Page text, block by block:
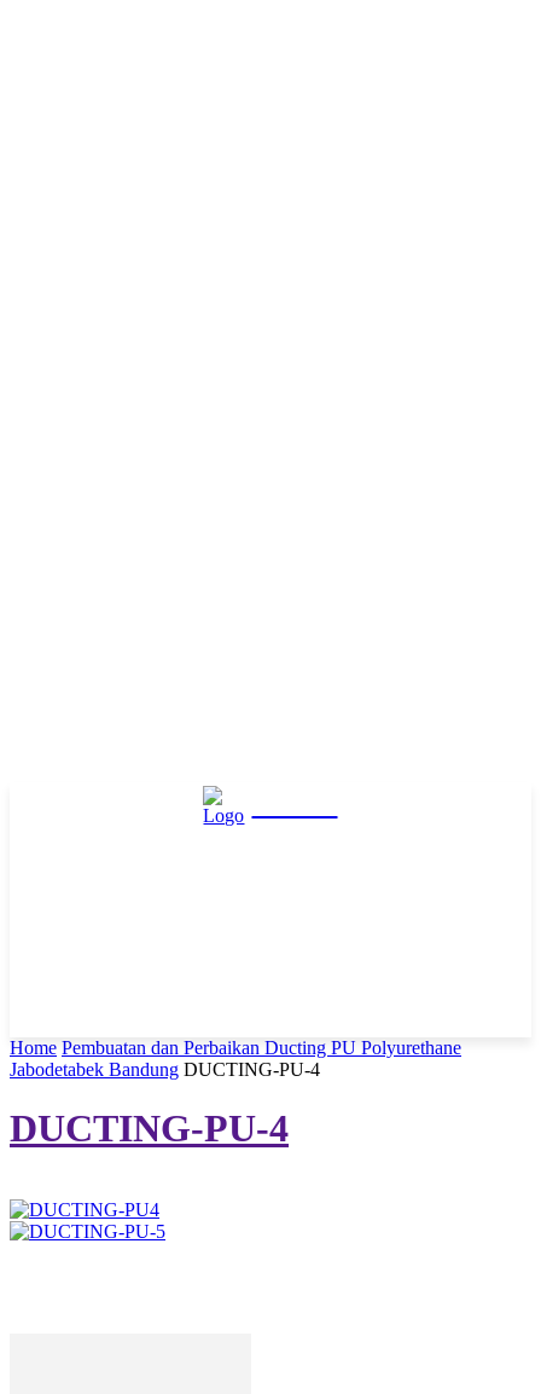
Home Pembuatan dan Perbaikan Ducting PU Polyurethane
Jabodetabek Bandung DUCTING-PU-4
DUCTING-PU-4